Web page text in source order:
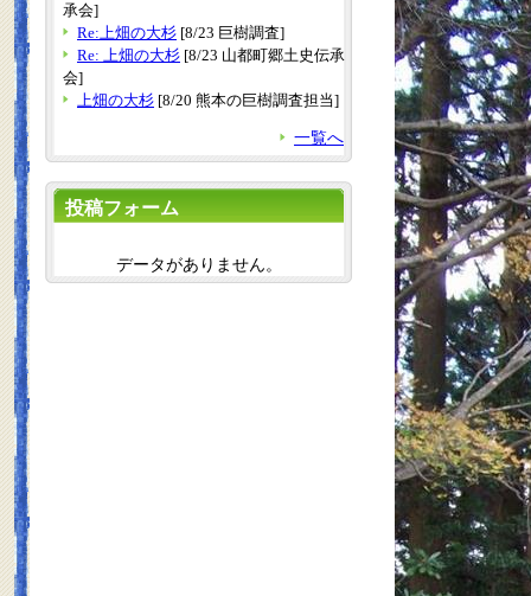
承会]
Re:上畑の大杉 [8/23 巨樹調査]
Re: 上畑の大杉 [8/23 山都町郷土史伝承
会]
上畑の大杉 [8/20 熊本の巨樹調査担当]
一覧へ
投稿フォーム
データがありません。